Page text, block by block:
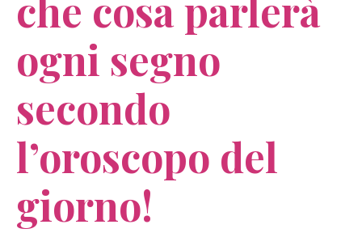
ogni segno
secondo
l’oroscopo del
giorno!